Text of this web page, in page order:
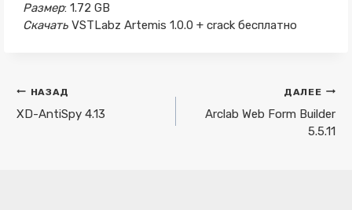
Размер: 1.72 GB
Скачать VSTLabz Artemis 1.0.0 + crack бесплатно
Навигация
по
НАЗАД
XD-AntiSpy 4.13
ДАЛЕЕ
Arclab Web Form Builder
5.5.11